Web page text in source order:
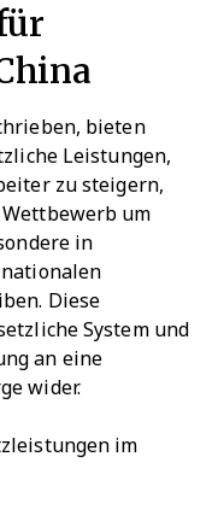
bieten
Leistungen,
zu steigern,
um
in
Diese
System und
an eine
wider.
im